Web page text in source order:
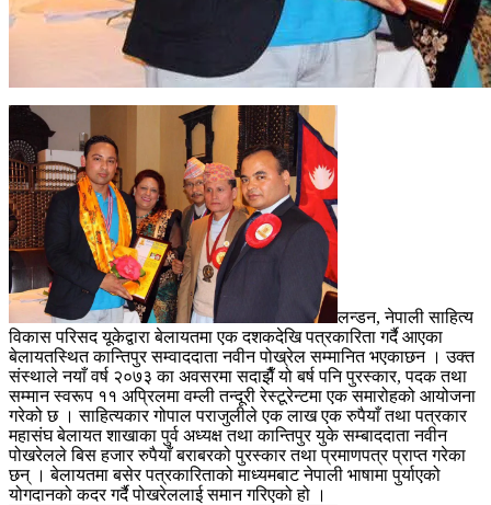
लन्डन, नेपाली साहित्य
विकास परिसद यूकेद्वारा बेलायतमा एक दशकदेखि पत्रकारिता गर्दै आएका
बेलायतस्थित कान्तिपुर सम्वाददाता नवीन पोख्रेल सम्मानित भएकाछन । उक्त
संस्थाले नयाँ वर्ष २०७३ का अवसरमा सदाझैँ यो बर्ष पनि पुरस्कार, पदक तथा
सम्मान स्वरूप ११ अप्रिलमा वम्ली तन्दूरी रेस्टूरेन्टमा एक समारोहको आयोजना
गरेको छ । साहित्यकार गोपाल पराजुलीले एक लाख एक रुपैयाँ तथा पत्रकार
महासंघ बेलायत शाखाका पुर्व अध्यक्ष तथा कान्तिपुर युके सम्बाददाता नवीन
पोखरेलले बिस हजार रुपैयाँ बराबरको पुरस्कार तथा प्रमाणपत्र प्राप्त गरेका
छन् । बेलायतमा बसेर पत्रकारिताको माध्यमबाट नेपाली भाषामा पुर्याएको
योगदानको कदर गर्दै पोखरेललाई समान गरिएको हो ।